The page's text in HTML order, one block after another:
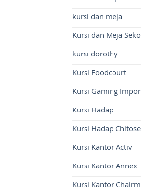
kursi dan meja
Kursi dan Meja
kursi dorothy
Kursi Foodcourt
Kursi Gaming
Kursi Hadap
Kursi Hadap Chitose
Kursi Kantor Activ
Kursi Kantor Annex
Kursi Kantor